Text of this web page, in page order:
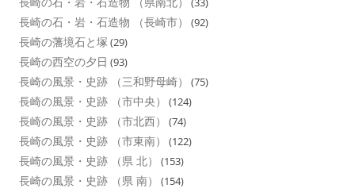
長崎の石・岩・石造物 （長崎市） (92)
長崎の藩境石と塚 (29)
長崎の西空の夕日 (93)
長崎の風景・史跡 （三和野母崎） (75)
長崎の風景・史跡 （市中央） (124)
長崎の風景・史跡 （市北西） (74)
長崎の風景・史跡 （市東南） (122)
長崎の風景・史跡 （県 北） (153)
長崎の風景・史跡 （県 南） (154)